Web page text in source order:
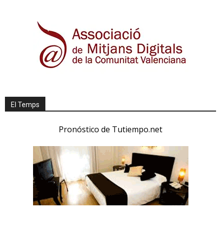
El Temps
Pronóstico de Tutiempo.net